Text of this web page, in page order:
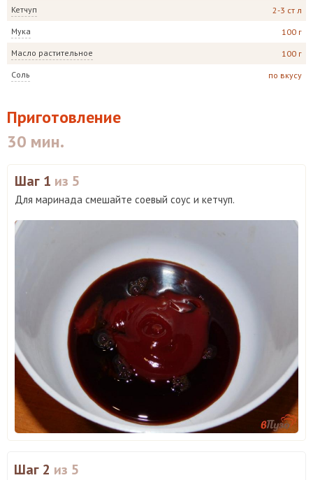
Кетчуп 2-3 ст л
Мука 100 г
Масло растительное 100 г
Соль по вкусу
Приготовление
30 мин.
Шаг 1 из 5
Для маринада смешайте соевый соус и кетчуп.
Шаг 2 из 5